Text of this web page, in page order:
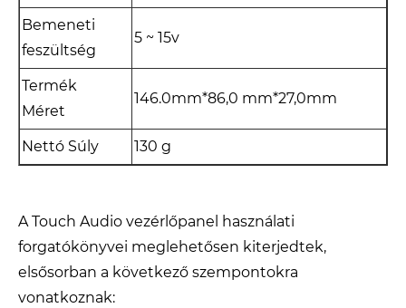
Bemeneti
feszültség
5 ~ 15v
Termék
Méret
146.0mm*86,0 mm*27,0mm
Nettó Súly 130 g
A Touch Audio vezérlőpanel használati
forgatókönyvei meglehetősen kiterjedtek,
elsősorban a következő szempontokra
vonatkoznak: